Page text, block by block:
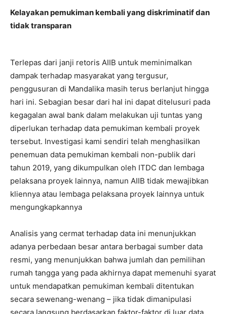
Kelayakan pemukiman kembali yang diskriminatif dan
tidak transparan
Terlepas dari janji retoris AIIB untuk meminimalkan
dampak terhadap masyarakat yang tergusur,
penggusuran di Mandalika masih terus berlanjut hingga
hari ini. Sebagian besar dari hal ini dapat ditelusuri pada
kegagalan awal bank dalam melakukan uji tuntas yang
diperlukan terhadap data pemukiman kembali proyek
tersebut. Investigasi kami sendiri telah menghasilkan
penemuan data pemukiman kembali non-publik dari
tahun 2019, yang dikumpulkan oleh ITDC dan lembaga
pelaksana proyek lainnya, namun AIIB tidak mewajibkan
kliennya atau lembaga pelaksana proyek lainnya untuk
mengungkapkannya
Analisis yang cermat terhadap data ini menunjukkan
adanya perbedaan besar antara berbagai sumber data
resmi, yang menunjukkan bahwa jumlah dan pemilihan
rumah tangga yang pada akhirnya dapat memenuhi syarat
untuk mendapatkan pemukiman kembali ditentukan
secara sewenang-wenang – jika tidak dimanipulasi